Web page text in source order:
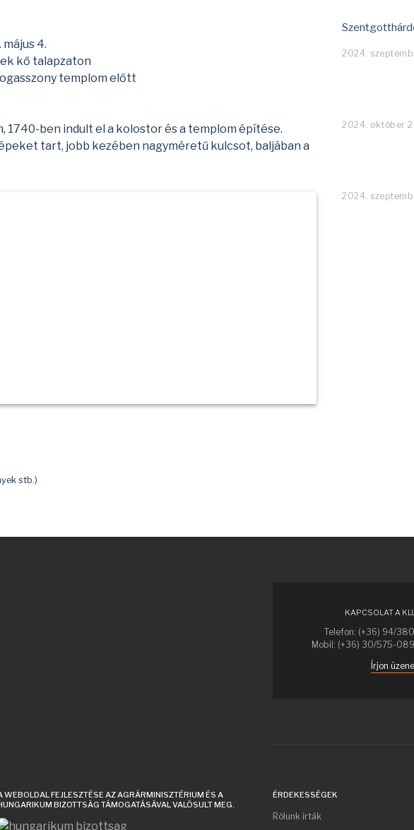
4.
kő talapzaton
templom előtt
1740-ben indult el a kolostor és a templom építése.
tart, jobb kezében nagyméretű kulcsot, baljában a
stb.)
2024.
2024. október
2024.
KAPCSOLAT A
Telefon: (+36) 94/
Mobil: (+36) 30/575-
Írjon
WEBOLDAL FEJLESZTÉSE AZ AGRÁRMINISZTÉRIUM ÉS A
BIZOTTSÁG TÁMOGATÁSÁVAL VALÓSULT MEG.
ÉRDEKESSÉGEK
Rólunk írták